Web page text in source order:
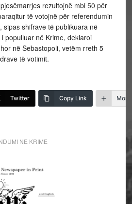
rezultojnë mbi 50 për
të votojnë për referendumin
sipas shifrave të publikuara në
populluar në Krime, deklaroi
në Sebastopoli, vetëm rreth 5
të votimit.
Twitter Copy Link More
NE KRIME